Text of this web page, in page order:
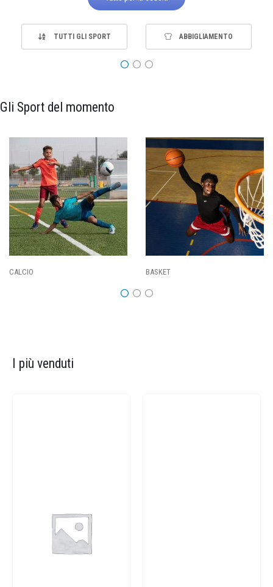
TUTTI GLI SPORT ABBIGLIAMENTO
Gli Sport del momento
PALLAVOLO RUGBY
I più venduti